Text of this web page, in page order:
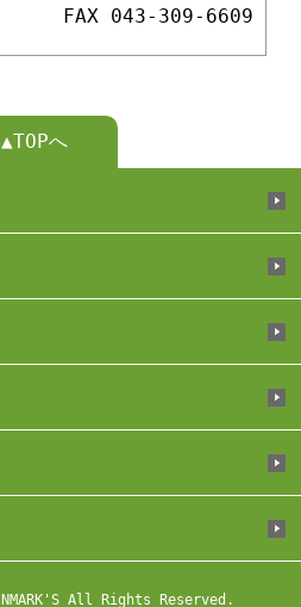
FAX 043-309-6609
▲TOPへ
All Rights Reserved.